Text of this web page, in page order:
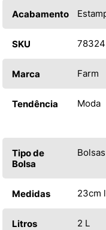
Acabamento
SKU
Marca Farm
Tendência Moda
Tipo de
Bolsa
Medidas 23cm
Litros 2 L